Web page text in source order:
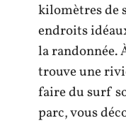
kilomètres de
endroits
la randonnée.
trouve une
faire du surf
parc, vous